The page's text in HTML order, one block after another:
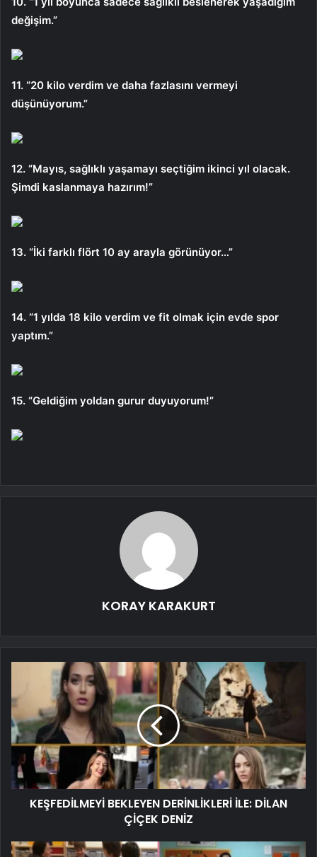
değişim.”
11. “20 kilo verdim ve daha fazlasını vermeyi
düşünüyorum.”
12. “Mayıs, sağlıklı yaşamayı seçtiğim ikinci yıl olacak.
Şimdi kaslanmaya hazırım!”
13. “İki farklı flört 10 ay arayla görünüyor…”
14. “1 yılda 18 kilo verdim ve fit olmak için evde spor
yaptım.”
15. “Geldiğim yoldan gurur duyuyorum!”
KORAY KARAKURT
KEŞFEDİLMEYİ BEKLEYEN DERİNLİKLERİ İLE: DİLAN
ÇİÇEK DENİZ